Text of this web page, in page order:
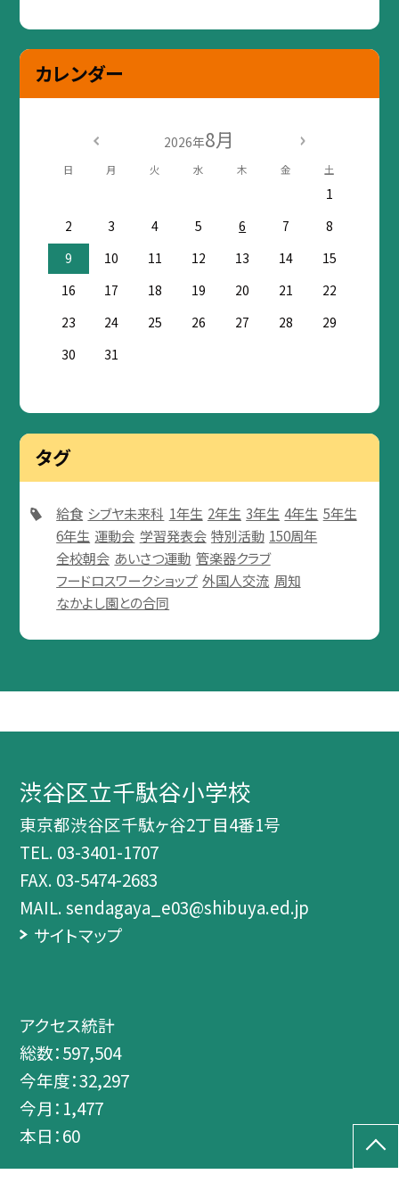
カレンダー
2026年8月
日 月 火 水 木 金 土
1
2
3 4 5 6 7
8
9
10 11 12 13 14
15
16
17 18 19 20 21
22
23
24 25 26 27 28
29
30
31
タグ
給食 シブヤ未来科 1年生 2年生 3年生 4年生 5年生
6年生 運動会 学習発表会 特別活動 150周年
全校朝会 あいさつ運動 管楽器クラブ
フードロスワークショップ 外国人交流 周知
なかよし園との合同
渋谷区立千駄谷小学校
東京都渋谷区千駄ヶ谷2丁目4番1号
TEL. 03-3401-1707
FAX. 03-5474-2683
MAIL. sendagaya_e03@shibuya.ed.jp
サイトマップ
アクセス統計
総数：597,504
今年度：32,297
今月： 1,477
本日：60